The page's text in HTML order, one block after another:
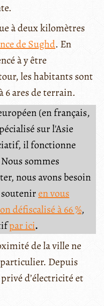
à deux kilomètres
de Sughd. En
à y être
les habitants sont
6 ares de terrain.
(en français,
sur l'Asie
il fonctionne
sommes
nous avons besoin
souteniren vous
défiscalisé à 66 %,
par ici.
de la ville ne
Depuis
d’électricité et